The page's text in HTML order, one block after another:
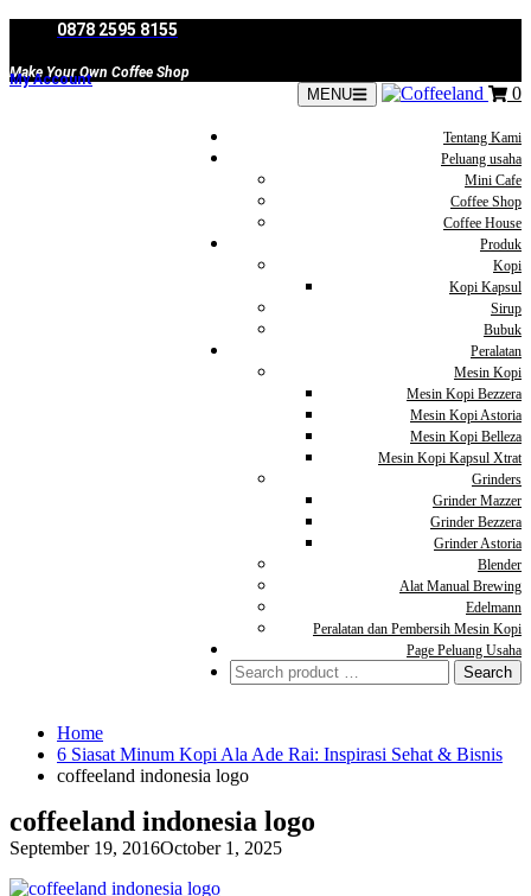
content
0878 2595 8155
Make Your Own Coffee Shop
My Account
MENU 0
Tentang Kami
Peluang usaha
Mini Cafe
Coffee Shop
Coffee House
Produk
Kopi
Kopi Kapsul
Sirup
Bubuk
Peralatan
Mesin Kopi
Mesin Kopi Bezzera
Mesin Kopi Astoria
Mesin Kopi Belleza
Mesin Kopi Kapsul Xtrat
Grinders
Grinder Mazzer
Grinder Bezzera
Grinder Astoria
Blender
Alat Manual Brewing
Edelmann
Peralatan dan Pembersih Mesin Kopi
Page Peluang Usaha
Search
for:
Home
6 Siasat Minum Kopi Ala Ade Rai: Inspirasi Sehat & Bisnis
coffeeland indonesia logo
coffeeland indonesia logo
September 19, 2016October 1, 2025